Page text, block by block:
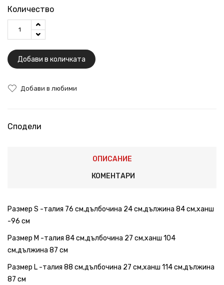
Количество
Добави в количката
Добави в любими
Сподели
ОПИСАНИЕ
КОМЕНТАРИ
Размер S -талия 76 см,дълбочина 24 см,дължина 84 см,ханш
-96 см
Размер М -талия 84 см,дълбочина 27 см,ханш 104
см,дължина 87 см
Размер L -талия 88 см,дълбочина 27 см,ханш 114 см,дължина
87 см